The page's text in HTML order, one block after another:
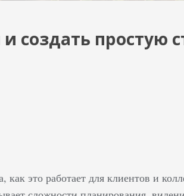
создать простую
это работает для клиентов и